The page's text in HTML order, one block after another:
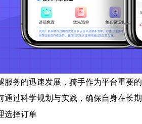
服务的迅速发展，骑手作为平台重要
通过科学规划与实践，确保自身在长
选择订单